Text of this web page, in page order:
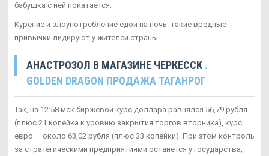
бабушка с ней покатается.
Курение и злоупотребление едой на ночь: такие вредные
привычки лидируют у жителей страны.
АНАСТРОЗОЛ В МАГАЗИНЕ ЧЕРКЕССК .
GOLDEN DRAGON ПРОДАЖА ТАГАНРОГ
Так, на 12:58 мск биржевой курс доллара равнялся 56,79 рубля
(плюс 21 копейка к уровню закрытия торгов вторника), курс
евро — около 63,02 рубля (плюс 33 копейки). При этом контроль
за стратегическими предприятиями останется у государства,